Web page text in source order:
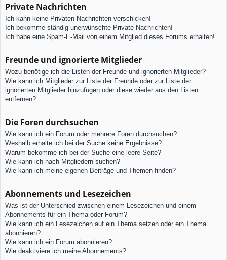
Private Nachrichten
Ich kann keine Privaten Nachrichten verschicken!
Ich bekomme ständig unerwünschte Private Nachrichten!
Ich habe eine Spam-E-Mail von einem Mitglied dieses Forums erhalten!
Freunde und ignorierte Mitglieder
Wozu benötige ich die Listen der Freunde und ignorierten Mitglieder?
Wie kann ich Mitglieder zur Liste der Freunde oder zur Liste der
ignorierten Mitglieder hinzufügen oder diese wieder aus den Listen
entfernen?
Die Foren durchsuchen
Wie kann ich ein Forum oder mehrere Foren durchsuchen?
Weshalb erhalte ich bei der Suche keine Ergebnisse?
Warum bekomme ich bei der Suche eine leere Seite?
Wie kann ich nach Mitgliedern suchen?
Wie kann ich meine eigenen Beiträge und Themen finden?
Abonnements und Lesezeichen
Was ist der Unterschied zwischen einem Lesezeichen und einem
Abonnements für ein Thema oder Forum?
Wie kann ich ein Lesezeichen auf ein Thema setzen oder ein Thema
abonnieren?
Wie kann ich ein Forum abonnieren?
Wie deaktiviere ich meine Abonnements?